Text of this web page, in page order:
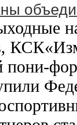
пони-